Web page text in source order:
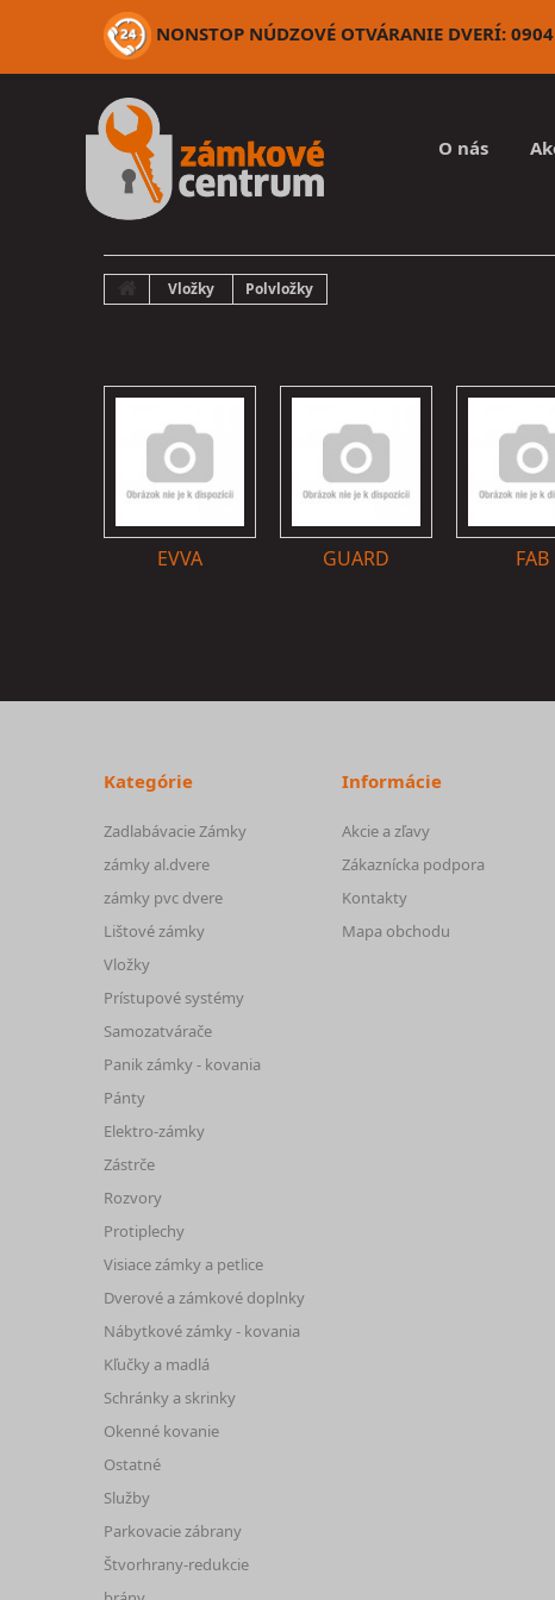
NONSTOP NÚDZOVÉ OTVÁRANIE DVERÍ:
O nás
Vložky Polvložky
EVVA GUARD FAB
Kategórie
Zadlabávacie Zámky
zámky al.dvere
zámky pvc dvere
Lištové zámky
Vložky
Prístupové systémy
Samozatvárače
Panik zámky - kovania
Pánty
Elektro-zámky
Zástrče
Rozvory
Protiplechy
Visiace zámky a petlice
Dverové a zámkové doplnky
Nábytkové zámky - kovania
Kľučky a madlá
Schránky a skrinky
Okenné kovanie
Ostatné
Služby
Parkovacie zábrany
Štvorhrany-redukcie
Informácie
Akcie a zľavy
Zákaznícka podpora
Kontakty
Mapa obchodu